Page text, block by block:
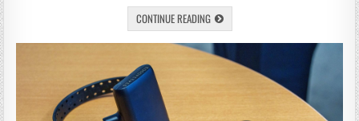
CONTINUE READING